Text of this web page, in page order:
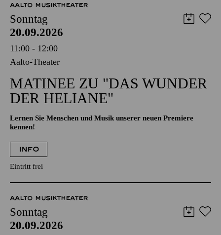
AALTO MUSIKTHEATER
Sonntag
20.09.2026
11:00 - 12:00
Aalto-Theater
MATINEE ZU "DAS WUNDER
DER HELIANE"
Lernen Sie Menschen und Musik unserer neuen Premiere
kennen!
INFO
Eintritt frei
AALTO MUSIKTHEATER
Sonntag
20.09.2026